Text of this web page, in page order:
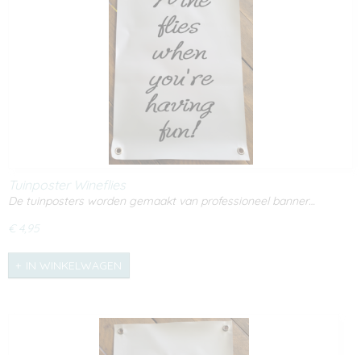
Tuinposter Wineflies
De tuinposters worden gemaakt van professioneel banner…
€ 4,95
IN WINKELWAGEN